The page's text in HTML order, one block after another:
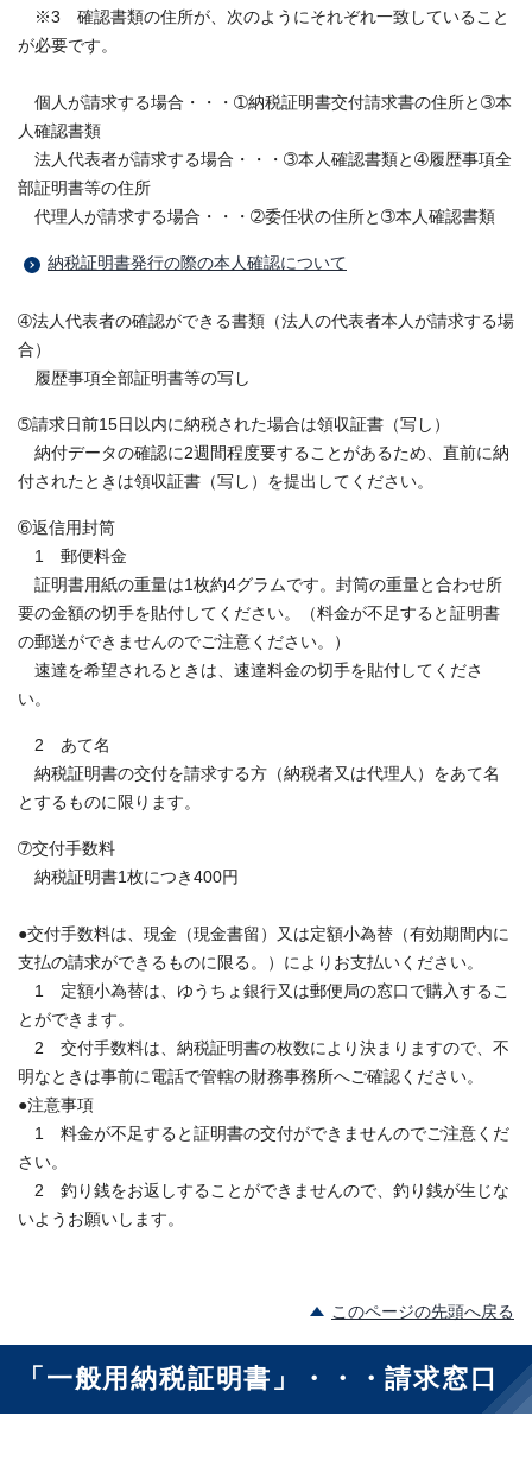
※3 確認書類の住所が、次のようにそれぞれ一致していること
が必要です。
個人が請求する場合・・・➀納税証明書交付請求書の住所と➂本
人確認書類
法人代表者が請求する場合・・・➂本人確認書類と➃履歴事項全
部証明書等の住所
代理人が請求する場合・・・➁委任状の住所と➂本人確認書類
納税証明書発行の際の本人確認について
➃法人代表者の確認ができる書類（法人の代表者本人が請求する場
合）
履歴事項全部証明書等の写し
➄請求日前15日以内に納税された場合は領収証書（写し）
納付データの確認に2週間程度要することがあるため、直前に納
付されたときは領収証書（写し）を提出してください。
➅返信用封筒
1 郵便料金
証明書用紙の重量は1枚約4グラムです。封筒の重量と合わせ所
要の金額の切手を貼付してください。（料金が不足すると証明書
の郵送ができませんのでご注意ください。）
速達を希望されるときは、速達料金の切手を貼付してくださ
い。
2 あて名
納税証明書の交付を請求する方（納税者又は代理人）をあて名
とするものに限ります。
➆交付手数料
納税証明書1枚につき400円
●交付手数料は、現金（現金書留）又は定額小為替（有効期間内に
支払の請求ができるものに限る。）によりお支払いください。
1 定額小為替は、ゆうちょ銀行又は郵便局の窓口で購入するこ
とができます。
2 交付手数料は、納税証明書の枚数により決まりますので、不
明なときは事前に電話で管轄の財務事務所へご確認ください。
●注意事項
1 料金が不足すると証明書の交付ができませんのでご注意くだ
さい。
2 釣り銭をお返しすることができませんので、釣り銭が生じな
いようお願いします。
このページの先頭へ戻る
「一般用納税証明書」・・・請求窓口